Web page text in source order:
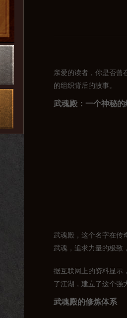
亲爱的读者，你是否
的组织背后的故事。
武魂殿：一个神秘的
武魂殿，这个名字在传
武魂，追求力量的极致
据互联网上的资料显示
了江湖，建立了这个强
武魂殿的修炼体系